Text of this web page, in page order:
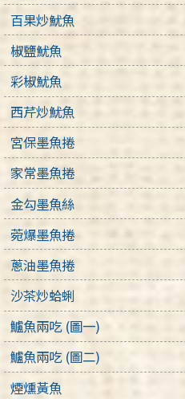
百果炒魷魚
椒鹽魷魚
彩椒魷魚
西芹炒魷魚
宮保墨魚捲
家常墨魚捲
金勾墨魚絲
菀爆墨魚捲
蔥油墨魚捲
沙茶炒蛤蜊
鱸魚兩吃 (圖一)
鱸魚兩吃 (圖二)
煙燻黃魚